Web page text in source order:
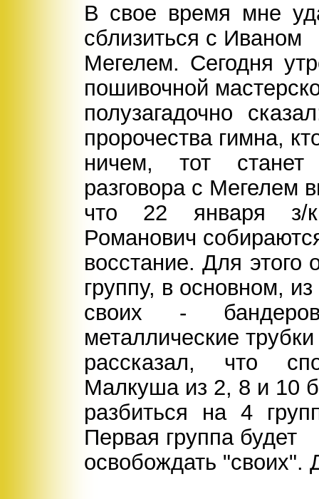
В свое время мне
сблизиться с Иваном
Мегелем. Сегодня
пошивочной
полузагадочно
пророчества гимна,
ничем, тот
разговора с Мегелем
что 22 января з/
Романович
восстание. Для
группу, в основном, из
своих -
металлические
рассказал, что
Малкуша из 2, 8 и 10
разбиться на 4
Первая группа будет
освобождать "своих".